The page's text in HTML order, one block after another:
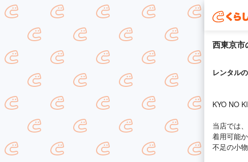
西東京市
レンタル
KYO NO
当店では
着用可能
不足の小